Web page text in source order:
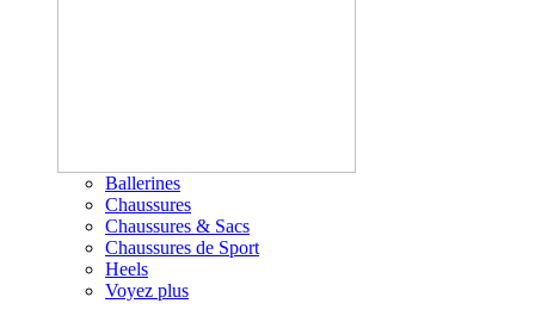
Ballerines
Chaussures
Chaussures & Sacs
Chaussures de Sport
Heels
Voyez plus